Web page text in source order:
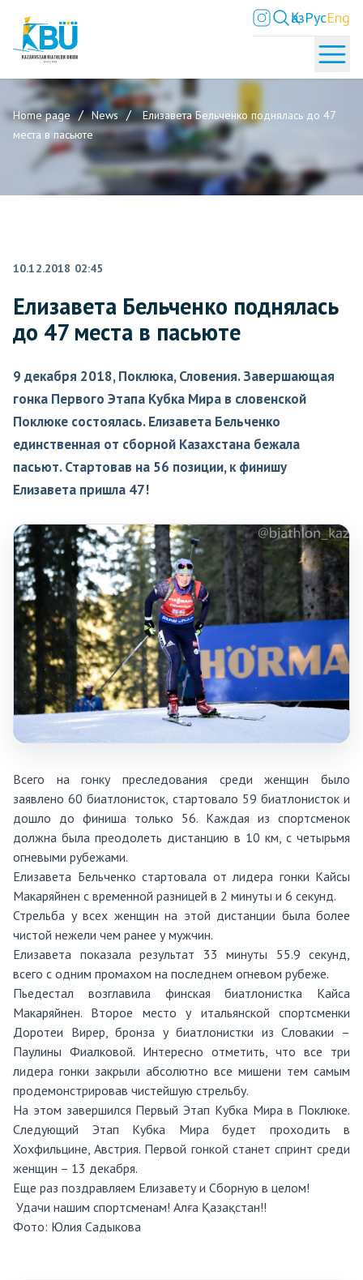
ҚазРусEng
Home page News
Елизавета Бельченко поднялась до 47
места в пасьюте
10.12.2018 02:45
Елизавета Бельченко поднялась
до 47 места в пасьюте
9 декабря 2018, Поклюка, Словения. Завершающая
гонка Первого Этапа Кубка Мира в словенской
Поклюке состоялась. Елизавета Бельченко
единственная от сборной Казахстана бежала
пасьют. Стартовав на 56 позиции, к финишу
Елизавета пришла 47!
Всего на гонку преследования среди женщин было
заявлено 60 биатлонисток, стартовало 59 биатлонисток и
дошло до финиша только 56. Каждая из спортсменок
должна была преодолеть дистанцию в 10 км, с четырьмя
огневыми рубежами.
Елизавета Бельченко стартовала от лидера гонки Кайсы
Макаряйнен с временной разницей в 2 минуты и 6 секунд.
Стрельба у всех женщин на этой дистанции была более
чистой нежели чем ранее у мужчин.
Елизавета показала результат 33 минуты 55.9 секунд,
всего с одним промахом на последнем огневом рубеже.
Пьедестал возглавила финская биатлонистка Кайса
Макаряйнен. Второе место у итальянской спортсменки
Доротеи Вирер, бронза у биатлонистки из Словакии –
Паулины Фиалковой. Интересно отметить, что все три
лидера гонки закрыли абсолютно все мишени тем самым
продемонстрировав чистейшую стрельбу.
На этом завершился Первый Этап Кубка Мира в Поклюке.
Следующий Этап Кубка Мира будет проходить в
Хохфильцине, Австрия. Первой гонкой станет спринт среди
женщин – 13 декабря.
Еще раз поздравляем Елизавету и Сборную в целом!
Удачи нашим спортсменам! Алға Қазақстан!!
Фото: Юлия Садыкова